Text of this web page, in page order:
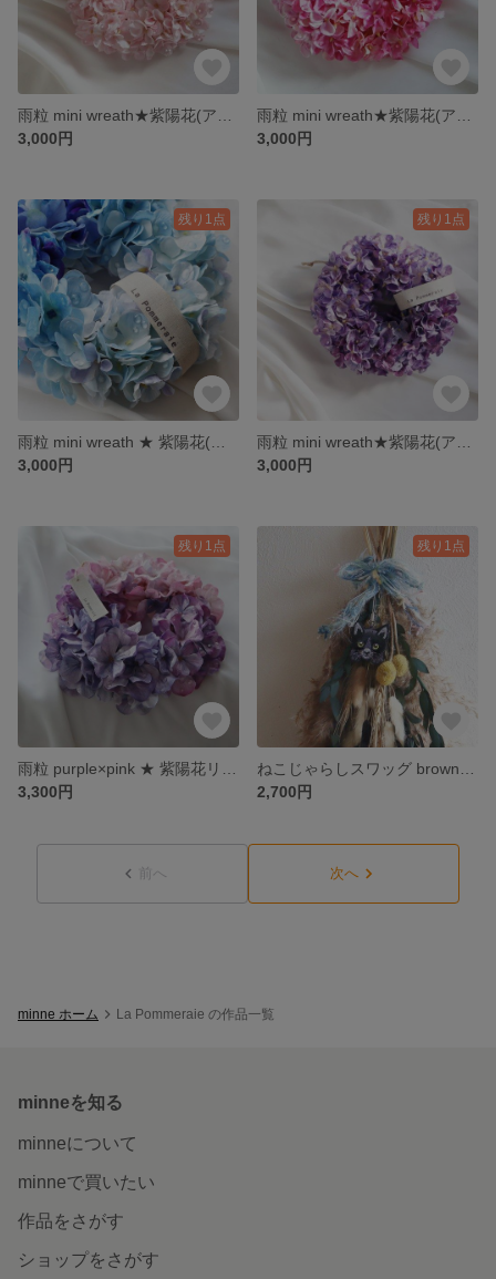
3,000円
3,000円
残り1点
3,000円
残り1点
3,000円
残り1点
3,300円
残り1点
2,700円
前へ 次へ
minne ホーム La Pommeraie の作品一覧
minneを知る
minneについて
minneで買いたい
作品をさがす
ショップをさがす